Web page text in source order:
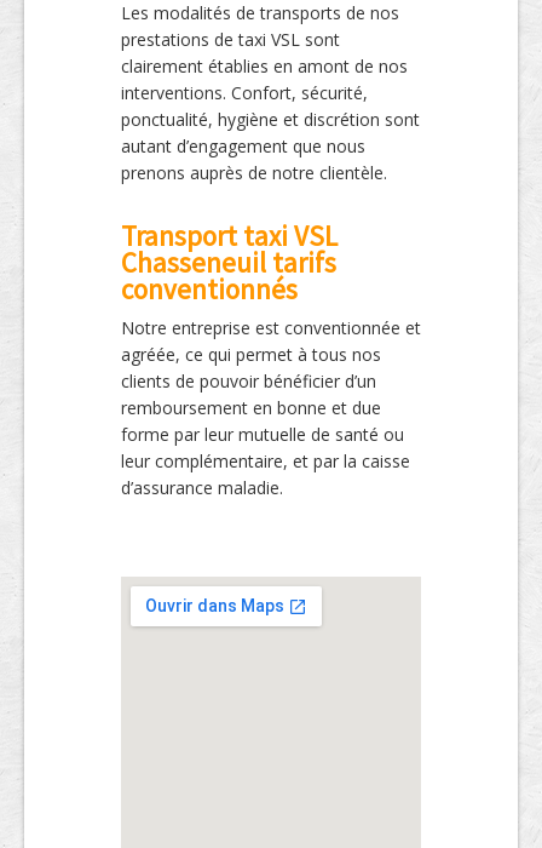
Les modalités de transports de nos
prestations de taxi VSL sont
clairement établies en amont de nos
interventions. Confort, sécurité,
ponctualité, hygiène et discrétion sont
autant d’engagement que nous
prenons auprès de notre clientèle.
Transport taxi VSL
Chasseneuil tarifs
conventionnés
Notre entreprise est conventionnée et
agréée, ce qui permet à tous nos
clients de pouvoir bénéficier d’un
remboursement en bonne et due
forme par leur mutuelle de santé ou
leur complémentaire, et par la caisse
d’assurance maladie.